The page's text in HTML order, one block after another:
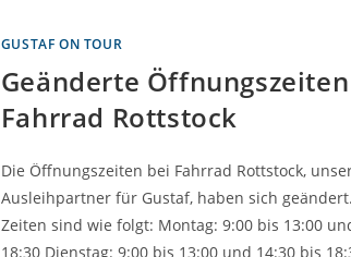
GUSTAF ON TOUR
Geänderte
Fahrrad Rottstock
Die Öffnungszeiten bei Fahrrad Rottstock,
Ausleihpartner für Gustaf, haben sich
Zeiten sind wie folgt: Montag: 9:00 bis 13:00
18:30 Dienstag: 9:00 bis 13:00 und 14:30 bis